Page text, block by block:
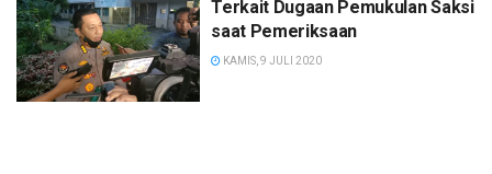
Terkait Dugaan Pemukulan Saksi
saat Pemeriksaan
KAMIS, 9 JULI 2020